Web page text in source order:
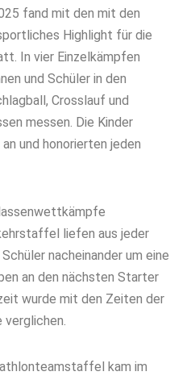
fand mit den mit den
Highlight für die
In vier Einzelkämpfen
und Schüler in den
Crosslauf und
messen. Die Kinder
und honorierten jeden
liefen aus jeder
nacheinander um eine
an den nächsten Starter
wurde mit den Zeiten der
verglichen.
kam im